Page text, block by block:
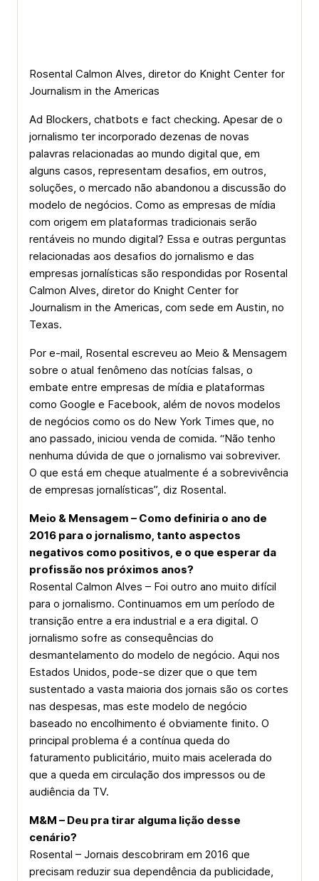
Rosental Calmon Alves, diretor do Knight Center for
Journalism in the Americas
Ad Blockers, chatbots e fact checking. Apesar de o
jornalismo ter incorporado dezenas de novas
palavras relacionadas ao mundo digital que, em
alguns casos, representam desafios, em outros,
soluções, o mercado não abandonou a discussão do
modelo de negócios. Como as empresas de mídia
com origem em plataformas tradicionais serão
rentáveis no mundo digital? Essa e outras perguntas
relacionadas aos desafios do jornalismo e das
empresas jornalísticas são respondidas por Rosental
Calmon Alves, diretor do Knight Center for
Journalism in the Americas, com sede em Austin, no
Texas.
Por e-mail, Rosental escreveu ao Meio & Mensagem
sobre o atual fenômeno das notícias falsas, o
embate entre empresas de mídia e plataformas
como Google e Facebook, além de novos modelos
de negócios como os do New York Times que, no
ano passado, iniciou venda de comida. “Não tenho
nenhuma dúvida de que o jornalismo vai sobreviver.
O que está em cheque atualmente é a sobrevivência
de empresas jornalísticas”, diz Rosental.
Meio & Mensagem – Como definiria o ano de
2016 para o jornalismo, tanto aspectos
negativos como positivos, e o que esperar da
profissão nos próximos anos?
Rosental Calmon Alves – Foi outro ano muito difícil
para o jornalismo. Continuamos em um período de
transição entre a era industrial e a era digital. O
jornalismo sofre as consequências do
desmantelamento do modelo de negócio. Aqui nos
Estados Unidos, pode-se dizer que o que tem
sustentado a vasta maioria dos jornais são os cortes
nas despesas, mas este modelo de negócio
baseado no encolhimento é obviamente finito. O
principal problema é a contínua queda do
faturamento publicitário, muito mais acelerada do
que a queda em circulação dos impressos ou de
audiência da TV.
M&M – Deu pra tirar alguma lição desse
cenário?
Rosental – Jornais descobriram em 2016 que
precisam reduzir sua dependência da publicidade,